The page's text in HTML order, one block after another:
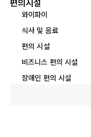
편의시설
와이파이
식사 및 음료
편의 시설
비즈니스 편의 시설
장애인 편의 시설